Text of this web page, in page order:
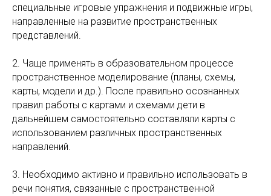
специальные игровые упражнения и подвижные игры,
направленные на развитие пространственных
представлений.
2. Чаще применять в образовательном процессе
пространственное моделирование (планы, схемы,
карты, модели и др.). После правильно осознанных
правил работы с картами и схемами дети в
дальнейшем самостоятельно составляли карты с
использованием различных пространственных
направлений.
3. Необходимо активно и правильно использовать в
речи понятия, связанные с пространственной